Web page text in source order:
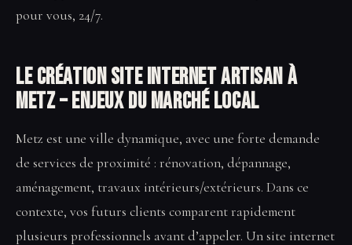
pour vous, 24/7.
Le Création site internet artisan à
Metz – enjeux du marché local
Metz est une ville dynamique, avec une forte demande
de services de proximité : rénovation, dépannage,
aménagement, travaux intérieurs/extérieurs. Dans ce
contexte, vos futurs clients comparent rapidement
plusieurs professionnels avant d’appeler. Un site internet